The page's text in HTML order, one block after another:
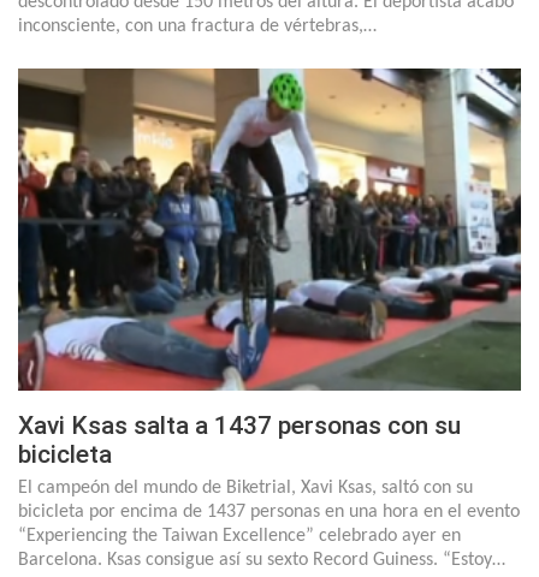
inconsciente, con una fractura de vértebras,…
Xavi Ksas salta a 1437 personas con su
bicicleta
El campeón del mundo de Biketrial, Xavi Ksas, saltó con su
bicicleta por encima de 1437 personas en una hora en el evento
“Experiencing the Taiwan Excellence” celebrado ayer en
Barcelona. Ksas consigue así su sexto Record Guiness. “Estoy…